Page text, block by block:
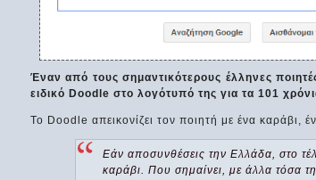
Έναν από τους σημαντικότερους έλληνες
ειδικό Doodle στο λογότυπό της για τα 101
Το Doodle απεικονίζει τον ποιητή με ένα καράβι,
Εάν αποσυνθέσεις την Ελλάδα, στο
καράβι. Που σημαίνει, με άλλα τόσα